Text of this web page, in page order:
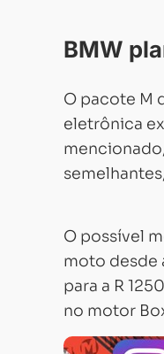
BMW
O pacote M
eletrônica
O possível
moto desde
para a R
no motor